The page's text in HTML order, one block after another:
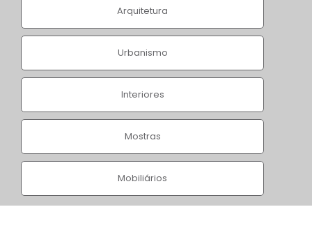
Espigão Rui Barbosa
Home / Projetos / Espigão Rui Barbosa
Arquitetura
Urbanismo
Interiores
Mostras
Mobiliários